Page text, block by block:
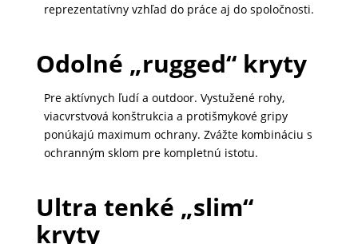
ZÁHRADA
reprezentatívny vzhľad do práce aj do spoločnosti.
Odolné „rugged“ kryty
Pre aktívnych ľudí a outdoor. Vystužené rohy,
viacvrstvová konštrukcia a protišmykové gripy
ponúkajú maximum ochrany. Zvážte kombináciu s
ochranným sklom pre kompletnú istotu.
Ultra tenké „slim“
kryty